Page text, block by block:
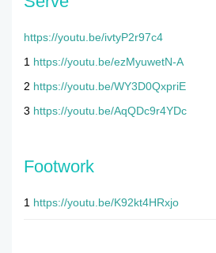
https://youtu.be/ivtyP2r97c4
1 https://youtu.be/ezMyuwetN-A
2 https://youtu.be/WY3D0QxpriE
3 https://youtu.be/AqQDc9r4YDc
Footwork
1 https://youtu.be/K92kt4HRxjo